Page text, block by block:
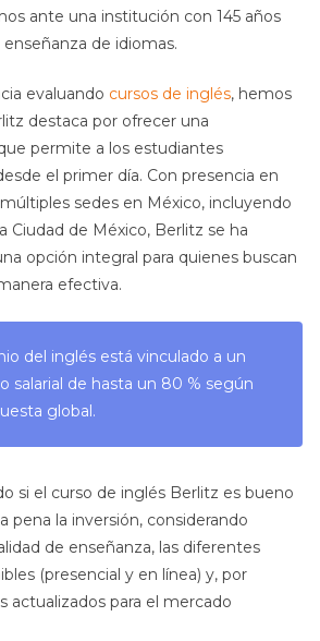
ante una institución con 145 años
de idiomas.
evaluando cursos de inglés, hemos
destaca por ofrecer una
permite a los estudiantes
el primer día. Con presencia en
sedes en México, incluyendo
Ciudad de México, Berlitz se ha
opción integral para quienes buscan
efectiva.
del inglés está vinculado a un
salarial de hasta un 80 % según
global.
si el curso de inglés Berlitz es bueno
pena la inversión, considerando
de enseñanza, las diferentes
(presencial y en línea) y, por
actualizados para el mercado